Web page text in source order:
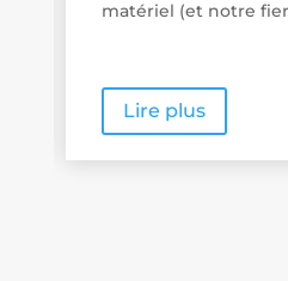
matériel (et notre fierté...
Lire plus